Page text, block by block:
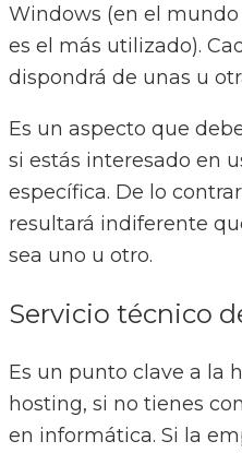
Windows (en el
es el más utilizado).
dispondrá de unas u
Es un aspecto que
si estás interesado en
específica. De lo
resultará indiferente
sea uno u otro.
Servicio técnico
Es un punto clave a la
hosting, si no tienes
en informática. Si la